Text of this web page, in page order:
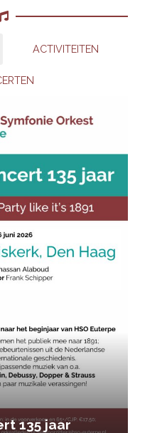
ACTIVITEITEN
135 jaar